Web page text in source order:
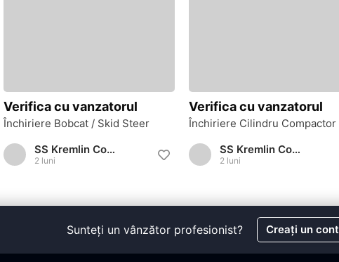
SS Kremlin Construct
2 luni
Verifica cu vanzatorul
Închiriere Bobcat / Skid Steer
SS Kremlin Construct
2 luni
Verifica cu vanzatorul
Închiriere Cilindru Compactor
Sunteți un vânzător profesionist? Creați un cont